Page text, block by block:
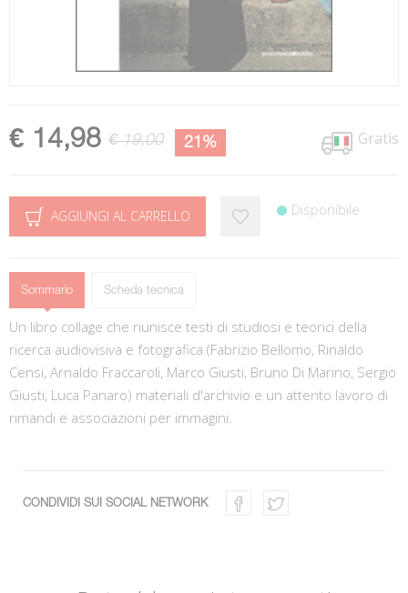
€ 14,98 € 19,00 21% Gratis
AGGIUNGI AL CARRELLO Disponibile
Sommario Scheda tecnica
Un libro collage che riunisce testi di studiosi e teorici della
ricerca audiovisiva e fotografica (Fabrizio Bellomo, Rinaldo
Censi, Arnaldo Fraccaroli, Marco Giusti, Bruno Di Marino, Sergio
Giusti, Luca Panaro) materiali d'archivio e un attento lavoro di
rimandi e associazioni per immagini.
CONDIVIDI SUI SOCIAL NETWORK